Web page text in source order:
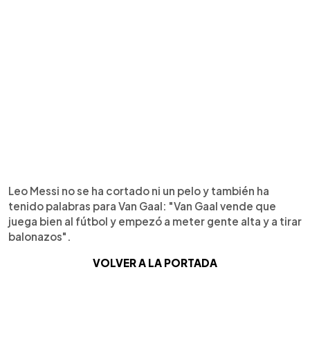
Leo Messi no se ha cortado ni un pelo y también ha
tenido palabras para Van Gaal: "Van Gaal vende que
juega bien al fútbol y empezó a meter gente alta y a tirar
balonazos".
VOLVER A LA PORTADA